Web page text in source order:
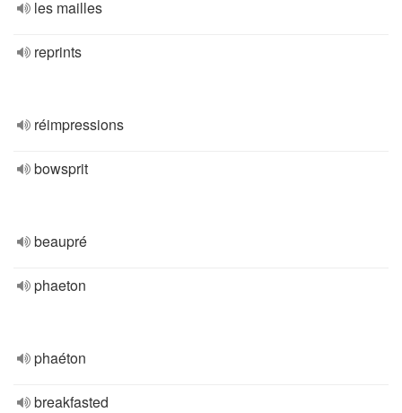
les mailles
reprints
réimpressions
bowsprit
beaupré
phaeton
phaéton
breakfasted